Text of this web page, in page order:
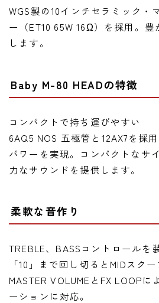
WGS製の10インチセラミック・
ー（ET10 65W 16Ω）を採用。
します。
Baby M-80 HEADの特徴
コンパクトで持ち運びやすい
6AQ5 NOS 五極管と12AX7を採
パワーを実現。コンパクトなサ
力なサウンドを提供します。
柔軟な音作り
TREBLE、BASSコントロールを
「10」まで回し切るとMIDスクー
MASTER VOLUMEとFX LOOP
ーションに対応。